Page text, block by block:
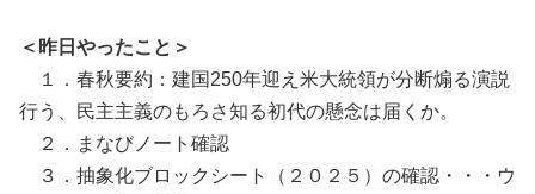
＜昨日やったこと＞
１．春秋要約：建国250年迎え米大統領が分断煽る演説
行う、民主主義のもろさ知る初代の懸念は届くか。
２．まなびノート確認
３．抽象化ブロックシート（２０２５）の確認・・・ウ